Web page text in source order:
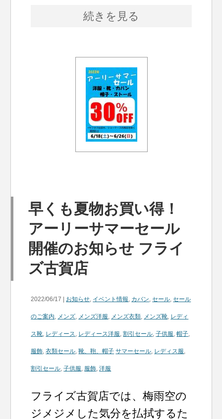
続きを見る
早くも夏物お買い得！
アーリーサマーセール
開催のお知らせ フライ
ズ古賀店
2022/06/17 | お知らせ, イベント情報, カバン,セール,セール
のご案内, メンズ, メンズ洋服, メンズ衣類, メンズ靴, レディ
ス靴, レディース, レディース洋服,割引セール,子供服,帽子,
服飾,衣類セール,靴、鞄、帽子 サマーセール, レディス服,
割引セール,子供服, 服飾,洋服
フライズ古賀店では、梅雨空の
ジメジメした気分を払拭するた